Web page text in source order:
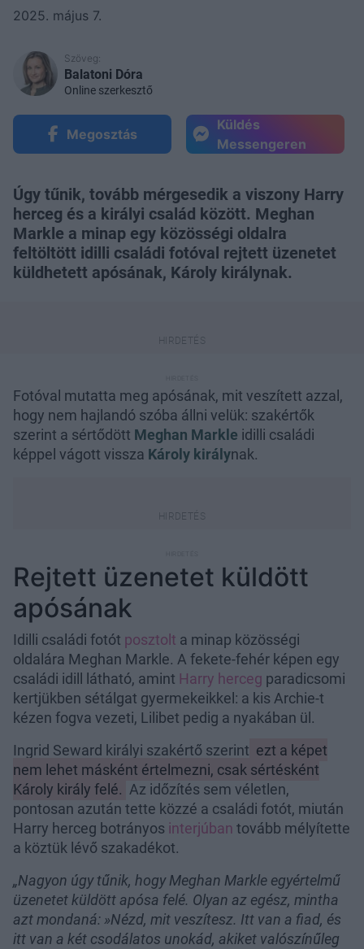
2025. május 7.
Szöveg:
Balatoni Dóra
Online szerkesztő
Megosztás
Küldés
Messengeren
Úgy tűnik, tovább mérgesedik a viszony Harry
herceg és a királyi család között. Meghan
Markle a minap egy közösségi oldalra
feltöltött idilli családi fotóval rejtett üzenetet
küldhetett apósának, Károly királynak.
Fotóval mutatta meg apósának, mit veszített azzal,
hogy nem hajlandó szóba állni velük: szakértők
szerint a sértődött Meghan Markle idilli családi
képpel vágott vissza Károly királynak.
Rejtett üzenetet küldött
apósának
Idilli családi fotót posztolt a minap közösségi
oldalára Meghan Markle. A fekete-fehér képen egy
családi idill látható, amint Harry herceg paradicsomi
kertjükben sétálgat gyermekeikkel: a kis Archie-t
kézen fogva vezeti, Lilibet pedig a nyakában ül.
Ingrid Seward királyi szakértő szerint ezt a képet
nem lehet másként értelmezni, csak sértésként
Károly király felé. Az időzítés sem véletlen,
pontosan azután tette közzé a családi fotót, miután
Harry herceg botrányos interjúban tovább mélyítette
a köztük lévő szakadékot.
„Nagyon úgy tűnik, hogy Meghan Markle egyértelmű
üzenetet küldött apósa felé. Olyan az egész, mintha
azt mondaná: »Nézd, mit veszítesz. Itt van a fiad, és
itt van a két csodálatos unokád, akiket valószínűleg